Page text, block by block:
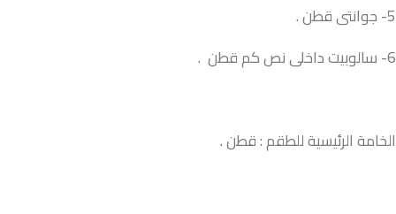
5- جوانتى قطن .
6- سالوبيت داخلى نص كم قطن .
الخامة الرئيسية للطقم : قطن .